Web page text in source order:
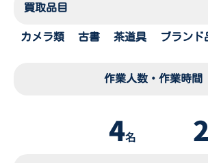
買取品目
カメラ類 古書 茶道具 ブランド
作業人数・作業時間
4名 2